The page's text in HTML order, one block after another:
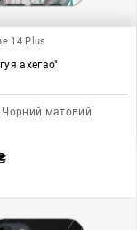
14 Plus
ахегао"
Чорний матовий